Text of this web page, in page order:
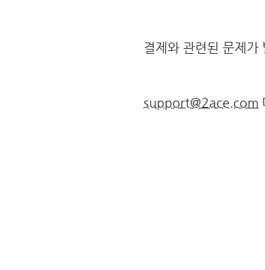
결제와 관련된 문제가
support@2ace.com